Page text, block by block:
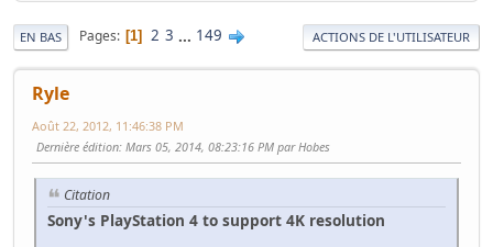
EN BAS Pages 1 2 3 ... 149 ACTIONS DE L'UTILISATEUR
Ryle
Août 22, 2012, 11:46:38 PM
Dernière édition: Mars 05, 2014, 08:23:16 PM par Hobes
Citation
Sony's PlayStation 4 to support 4K resolution